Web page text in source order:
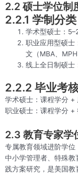
2.2 硕士学位制
2.2.1 学制分类
学术型硕士：
职业应用型硕士
文（MBA、
线上全日制硕士
2.2.2 毕业考
学术硕士：课程学分 +
职业硕士：课程学分 +
2.3 教育专家学
专属教育领域进阶学位
中小学管理者、特殊
践方案研究，是美国教